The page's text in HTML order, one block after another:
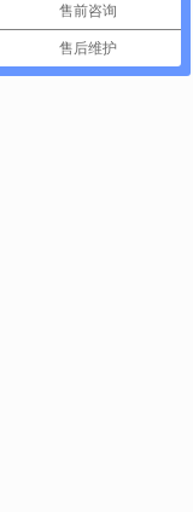
售前咨询
售后维护